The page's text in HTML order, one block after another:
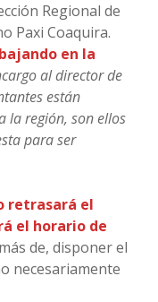
Regional de
Paxi Coaquira.
en la
al director de
están
la región, son ellos
para ser
retrasará el
el horario de
de, disponer el
necesariamente